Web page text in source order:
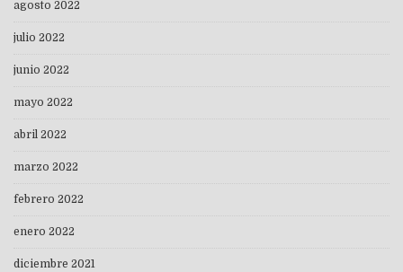
agosto 2022
julio 2022
junio 2022
mayo 2022
abril 2022
marzo 2022
febrero 2022
enero 2022
diciembre 2021